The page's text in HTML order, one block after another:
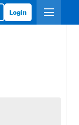
Login